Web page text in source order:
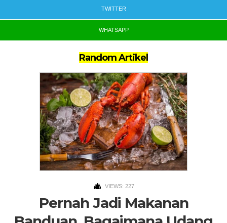
TWITTER
WHATSAPP
Random Artikel
VIEWS: 227
Pernah Jadi Makanan